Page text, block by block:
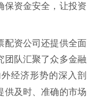
保资金安全，让投资
配资公司还提供全面
团队汇聚了众多金融
经济形势的深入剖
供及时、准确的市场